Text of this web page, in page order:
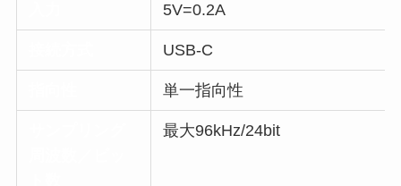
5V=0.2A
USB-C
単一指向性
最大96kHz/24bit